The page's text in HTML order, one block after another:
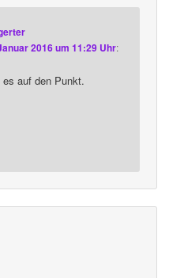
2016 um 11:29 Uhr:
auf den Punkt.